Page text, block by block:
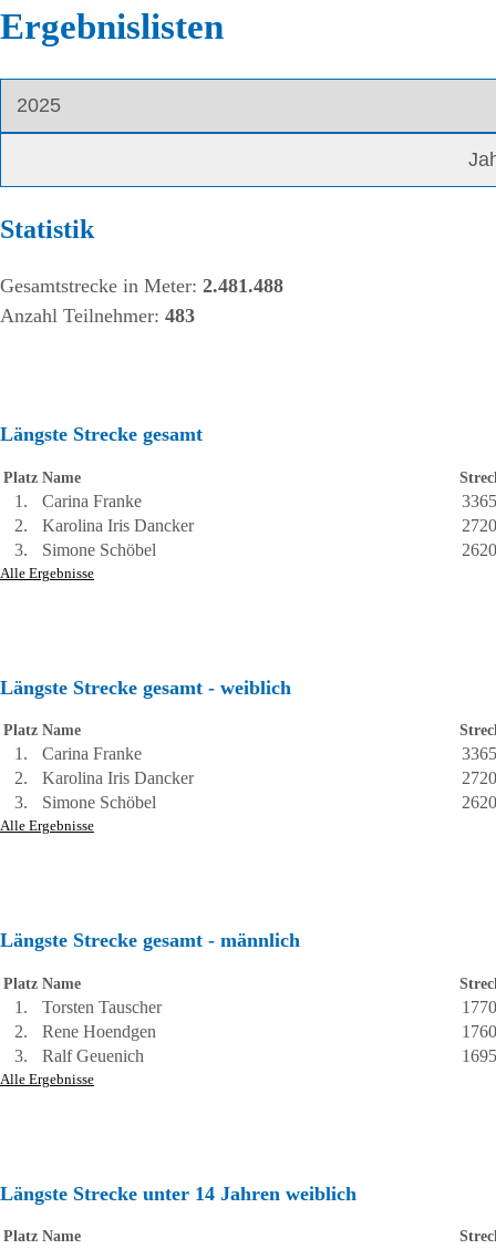
Ergebnislisten
Statistik
Gesamtstrecke in Meter: 2.481.488
Anzahl Teilnehmer: 483
Längste Strecke gesamt
Platz Name
1. Carina Franke
2.
Karolina Iris Dancker
3.
Simone Schöbel
Alle Ergebnisse
Längste Strecke gesamt - weiblich
Platz Name
1. Carina Franke
2.
Karolina Iris Dancker
3.
Simone Schöbel
Alle Ergebnisse
Längste Strecke gesamt - männlich
Platz Name
1. Torsten Tauscher
2.
Rene Hoendgen
3.
Ralf Geuenich
Alle Ergebnisse
Längste Strecke unter 14 Jahren weiblich
Platz Name